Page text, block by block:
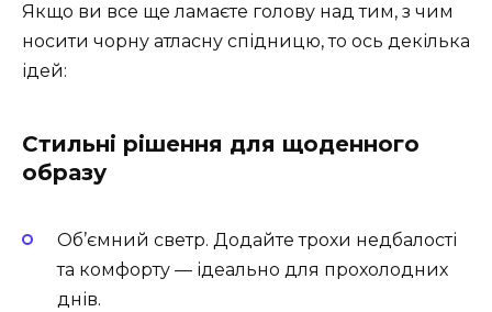
Якщо ви все ще ламаєте голову над тим, з чим
носити чорну атласну спідницю, то ось декілька
ідей:
Стильні рішення для щоденного
образу
Об’ємний светр. Додайте трохи недбалості
та комфорту — ідеально для прохолодних
днів.